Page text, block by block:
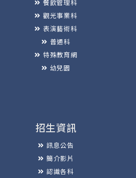
餐飲管理科
觀光事業科
表演藝術科
普通科
特殊教育網
幼兒園
招生資訊
訊息公告
簡介影片
認識各科